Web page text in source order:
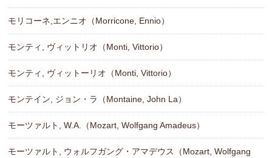
モリコーネ,エンニオ（Morricone, Ennio）
モンティ, ヴィットリオ（Monti, Vittorio）
モンティ, ヴィットーリオ（Monti, Vittorio）
モンテイン, ジョン・ラ（Montaine, John La）
モーツァルト, W.A.（Mozart, Wolfgang Amadeus）
モーツァルト, ウォルフガング・アマデウス（Mozart, Wolfgang